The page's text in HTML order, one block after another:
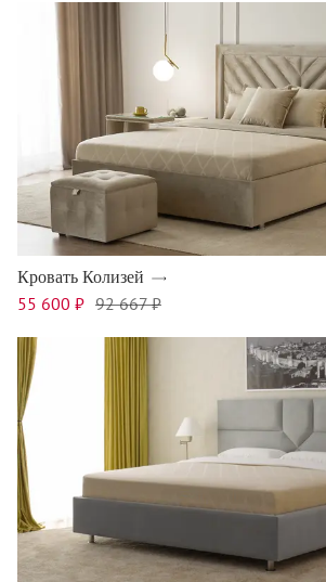
Кровать Колизей
55 600 ₽ 92 667 ₽